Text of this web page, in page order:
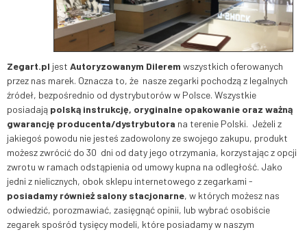
Zegart.pl jest Autoryzowanym Dilerem wszystkich oferowanych
przez nas marek. Oznacza to, że nasze zegarki pochodzą z legalnych
źródeł, bezpośrednio od dystrybutorów w Polsce. Wszystkie
posiadają polską instrukcję, oryginalne opakowanie oraz ważną
gwarancję producenta/dystrybutora na terenie Polski. Jeżeli z
jakiegoś powodu nie jesteś zadowolony ze swojego zakupu, produkt
możesz zwrócić do 30 dni od daty jego otrzymania, korzystając z opcji
zwrotu w ramach odstąpienia od umowy kupna na odległość. Jako
jedni z nielicznych, obok sklepu internetowego z zegarkami -
posiadamy również salony stacjonarne, w których możesz nas
odwiedzić, porozmawiać, zasięgnąć opinii, lub wybrać osobiście
zegarek spośród tysięcy modeli, które posiadamy w naszym